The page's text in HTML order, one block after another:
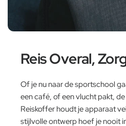
Reis Overal,
Of je nu naar de sportschool
een café, of een vlucht pakt,
Reiskoffer houdt je apparaat
stijlvolle ontwerp hoef je nooit